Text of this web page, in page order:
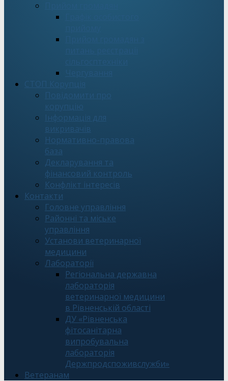
СТОП Корупція
Повідомити про
корупцію
Інформація для
викривачів
Нормативно-правова
база
Декларування та
фінансовий контроль
Конфлікт інтересів
Контакти
Головне управління
Районні та міське
управління
Установи ветеринарної
медицини
Лабораторії
Регіональна державна
лабораторія
ветеринарної медицини
в Рівненській області
ДУ «Рівненська
фітосанітарна
випробувальна
лабораторія
Держпродспоживслужби»
Ветеранам